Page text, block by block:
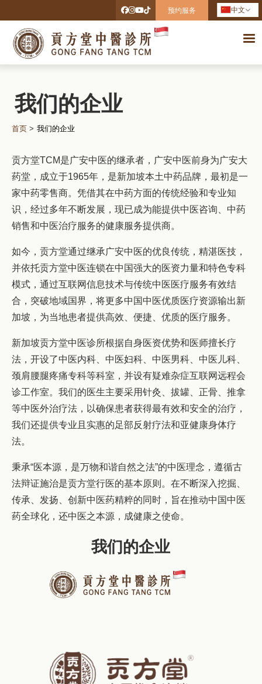
预约服务 中文
我们的企业
首页 > 我们的企业
贡方堂TCM是广安中医的继承者，广安中医前身为广安大
药堂，成立于1965年，是新加坡本土中药品牌，最初是一
家中药零售商。凭借其在中药方面的传统经验和专业知
识，经过多年不断发展，现已成为能提供中医咨询、中药
销售和中医治疗服务的健康服务提供商。
如今，贡方堂通过继承广安中医的优良传统，精湛医技，
并依托贡方堂中医连锁在中国强大的医资力量和特色专科
模式，通过互联网信息技术与传统中医医疗服务有效结
合，突破地域国界，将更多中国中医优质医疗资源输出新
加坡，为当地患者提供高效、便捷、优质的医疗服务。
新加坡贡方堂中医诊所根据自身医资优势和医师擅长疗
法，开设了中医内科、中医妇科、中医男科、中医儿科、
颈肩腰腿疼痛专科等科室，并设有疑难杂症互联网远程会
诊工作室。我们的医生主要采用针灸、拔罐、正骨、推拿
等中医外治疗法，以确保患者获得最有效和安全的治疗，
我们还提供专业且实惠的足部反射疗法和亚健康身体疗
法。
秉承“医本源，是万物和谐自然之法”的中医理念，遵循古
法辩证施治是贡方堂行医的基本原则。在不断深入挖掘、
传承、发扬、创新中医药精粹的同时，旨在推动中国中医
药全球化，还中医之本源，成健康之使命。
我们的企业